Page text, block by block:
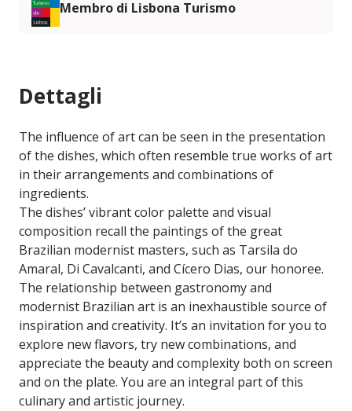
Membro di Lisbona Turismo
Dettagli
The influence of art can be seen in the presentation
of the dishes, which often resemble true works of art
in their arrangements and combinations of
ingredients.
The dishes’ vibrant color palette and visual
composition recall the paintings of the great
Brazilian modernist masters, such as Tarsila do
Amaral, Di Cavalcanti, and Cícero Dias, our honoree.
The relationship between gastronomy and
modernist Brazilian art is an inexhaustible source of
inspiration and creativity. It’s an invitation for you to
explore new flavors, try new combinations, and
appreciate the beauty and complexity both on screen
and on the plate. You are an integral part of this
culinary and artistic journey.